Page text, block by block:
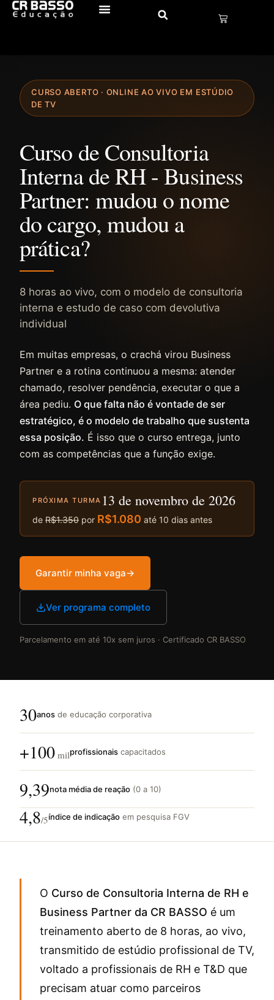
CURSO ABERTO · ONLINE AO VIVO EM ESTÚDIO
DE TV
Curso de Consultoria
Interna de RH - Business
Partner: mudou o nome
do cargo, mudou a
prática?
8 horas ao vivo, com o modelo de consultoria
interna e estudo de caso com devolutiva
individual
Em muitas empresas, o crachá virou Business
Partner e a rotina continuou a mesma: atender
chamado, resolver pendência, executar o que a
área pediu. O que falta não é vontade de ser
estratégico, é o modelo de trabalho que sustenta
essa posição. É isso que o curso entrega, junto
com as competências que a função exige.
PRÓXIMA TURMA 13 de novembro de 2026
de R$1.350 por R$1.080 até 10 dias antes
Garantir minha vaga→
Ver programa completo
Parcelamento em até 10x sem juros · Certificado CR BASSO
30anos de educação corporativa
+100 milprofissionais capacitados
9,39nota média de reação (0 a 10)
4,8/5índice de indicação em pesquisa FGV
O Curso de Consultoria Interna de RH e
Business Partner da CR BASSO é um
treinamento aberto de 8 horas, ao vivo,
transmitido de estúdio profissional de TV,
voltado a profissionais de RH e T&D que
precisam atuar como parceiros